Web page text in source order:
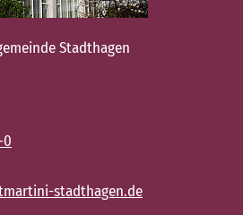
Stadthagen
0
stadthagen.de